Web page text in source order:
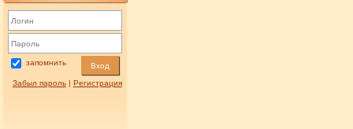
запомнить Вход
Забыл пароль| Регистрация